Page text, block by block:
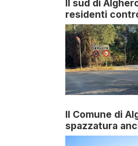
Il sud di
residenti
Il Comune di
spazzatura